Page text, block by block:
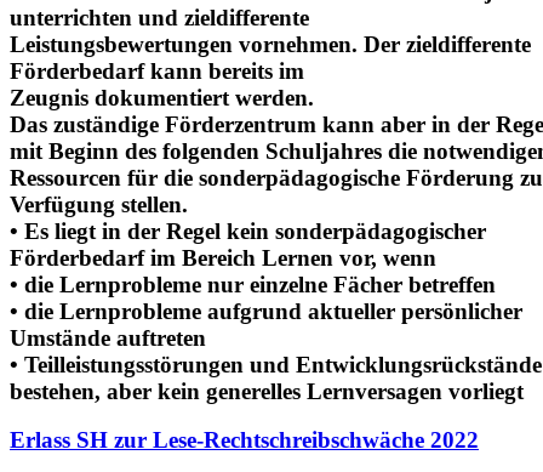
unterrichten und zieldifferente
Leistungsbewertungen vornehmen. Der zieldifferente
Förderbedarf kann bereits im
Zeugnis dokumentiert werden.
Das zuständige Förderzentrum kann aber in der
mit Beginn des folgenden Schuljahres die
Ressourcen für die sonderpädagogische Förderung
Verfügung stellen.
• Es liegt in der Regel kein sonderpädagogischer
Förderbedarf im Bereich Lernen vor, wenn
• die Lernprobleme nur einzelne Fächer betreffen
• die Lernprobleme aufgrund aktueller persönlicher
Umstände auftreten
• Teilleistungsstörungen und Entwicklungsrückstände
bestehen, aber kein generelles Lernversagen vorliegt
Erlass SH zur Lese-Rechtschreibschwäche 2022